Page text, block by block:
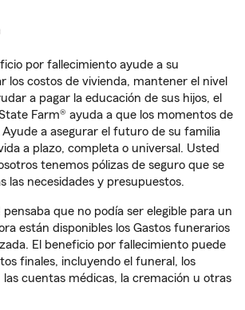
por fallecimiento ayude a su
los costos de vivienda, mantener el nivel
a pagar la educación de sus hijos, el
Farm® ayuda a que los momentos de
a asegurar el futuro de su familia
a plazo, completa o universal. Usted
tenemos pólizas de seguro que se
las necesidades y presupuestos.
que no podía ser elegible para un
están disponibles los Gastos funerarios
El beneficio por fallecimiento puede
finales, incluyendo el funeral, los
cuentas médicas, la cremación u otras